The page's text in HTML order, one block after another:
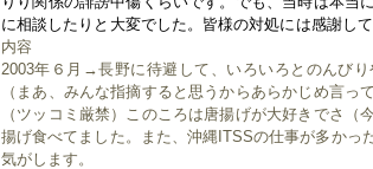
に相談したりと大変でした。皆様の対処には感謝し
内容
2003年６月→長野に待避して、いろいろとのんびり
（まあ、みんな指摘すると思うからあらかじめ言っ
（ツッコミ厳禁）このころは唐揚げが大好きでさ
揚げ食べてました。また、沖縄ITSSの仕事が多かっ
気がします。